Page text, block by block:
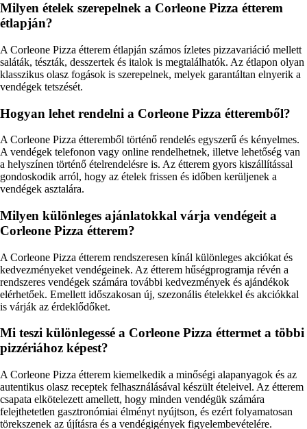
Milyen ételek szerepelnek a Corleone Pizza étterem
étlapján?
A Corleone Pizza étterem étlapján számos ízletes pizzavariáció mellett
saláták, tészták, desszertek és italok is megtalálhatók. Az étlapon olyan
klasszikus olasz fogások is szerepelnek, melyek garantáltan elnyerik a
vendégek tetszését.
Hogyan lehet rendelni a Corleone Pizza étteremből?
A Corleone Pizza étteremből történő rendelés egyszerű és kényelmes.
A vendégek telefonon vagy online rendelhetnek, illetve lehetőség van
a helyszínen történő ételrendelésre is. Az étterem gyors kiszállítással
gondoskodik arról, hogy az ételek frissen és időben kerüljenek a
vendégek asztalára.
Milyen különleges ajánlatokkal várja vendégeit a
Corleone Pizza étterem?
A Corleone Pizza étterem rendszeresen kínál különleges akciókat és
kedvezményeket vendégeinek. Az étterem hűségprogramja révén a
rendszeres vendégek számára további kedvezmények és ajándékok
elérhetőek. Emellett időszakosan új, szezonális ételekkel és akciókkal
is várják az érdeklődőket.
Mi teszi különlegessé a Corleone Pizza éttermet a többi
pizzériához képest?
A Corleone Pizza étterem kiemelkedik a minőségi alapanyagok és az
autentikus olasz receptek felhasználásával készült ételeivel. Az étterem
csapata elkötelezett amellett, hogy minden vendégük számára
felejthetetlen gasztronómiai élményt nyújtson, és ezért folyamatosan
törekszenek az újításra és a vendégigények figyelembevételére.